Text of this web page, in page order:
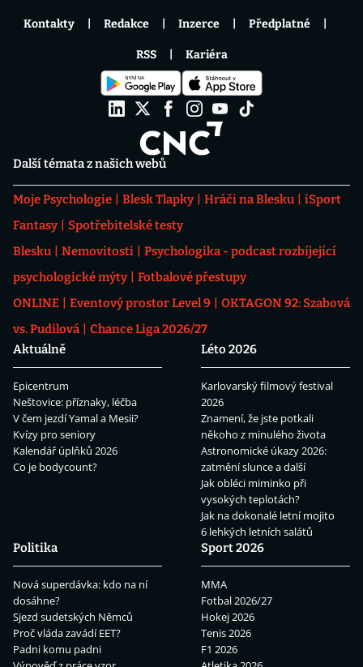
Další témata z našich webů
Moje Psychologie Blesk Tlapky Hráči na Blesku
iSport
Fantasy
Spotřebitelské testy
Blesku
Nemovitosti
Psychologika - podcast rozbíjející
psychologické mýty
Fotbalové přestupy
ONLINE
Eventový prostor Level 9
OKTAGON 92: Szabová
vs. Pudilová
Chance Liga 2026/27
Aktuálně
Epicentrum
Neštovice: příznaky, léčba
V čem jezdí Yamal a Mesii?
Kvízy pro seniory
Kalendář úplňků 2026
Co je bodycount?
Léto 2026
Karlovarský filmový festival
2026
Znamení, že jste potkali
někoho z minulého života
Astronomické úkazy 2026:
zatmění slunce a další
Jak obléci miminko při
vysokých teplotách?
Jak na dokonalé letní mojito
6 lehkých letních salátů
Politika
Nová superdávka: kdo na ní
dosáhne?
Sjezd sudetských Němců
Proč vláda zavádí EET?
Padni komu padni
Sport 2026
MMA
Fotbal 2026/27
Hokej 2026
Tenis 2026
F1 2026
Kontakty Redakce Inzerce Předplatné
RSS Kariéra